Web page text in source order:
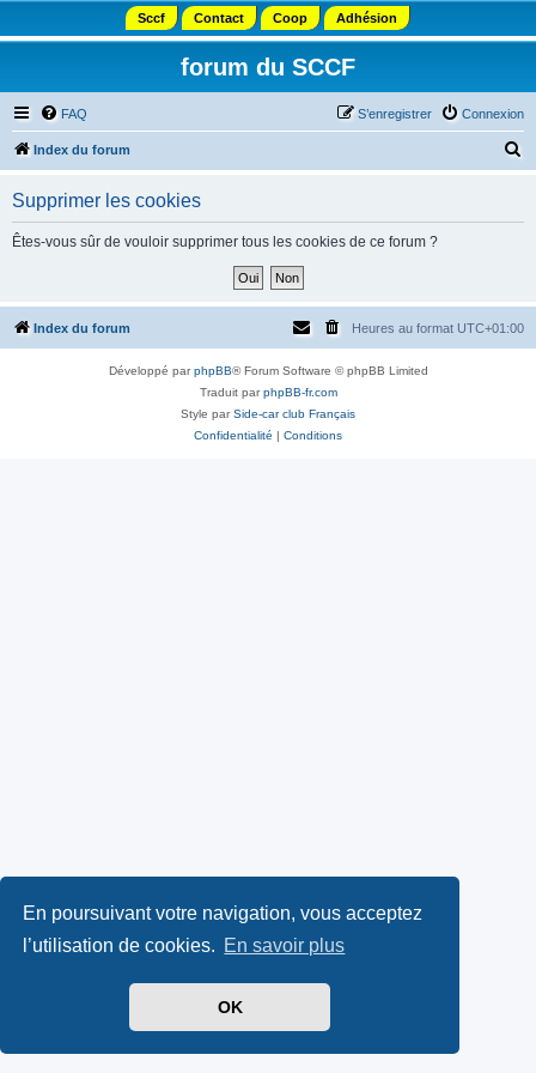
En poursuivant votre navigation, vous acceptez
l’utilisation de cookies. En savoir plus
OK
Sccf Contact Coop Adhésion
forum du SCCF
FAQ Connexion
S’enregistrer
Index du forum
h
Supprimer les cookies
Êtes-vous sûr de vouloir supprimer tous les cookies de ce forum ?
Index du forum Heures au format UTC+01:00
Développé parphpBB® Forum Software © phpBB Limited
Traduit parphpBB-fr.com
Style parSide-car club Français
Confidentialité | Conditions